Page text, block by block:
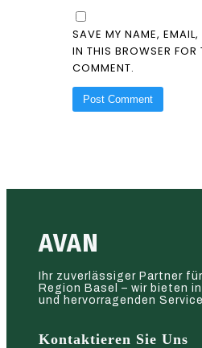
SAVE MY NAME, EMAIL,
IN THIS BROWSER FOR
COMMENT.
AVAN
Ihr zuverlässiger Partner
Region Basel – wir bieten
und hervorragenden Service.
Kontaktieren Sie Uns